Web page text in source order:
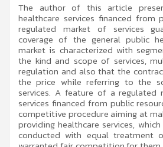
The author of this article
healthcare services financed from
regulated market of services
coverage of the general public
market is characterized with
the kind and scope of services,
regulation and also that the
the price while referring to the
services. A feature of a regulated
services financed from public
competitive procedure aiming at
providing healthcare services,
conducted with equal treatment